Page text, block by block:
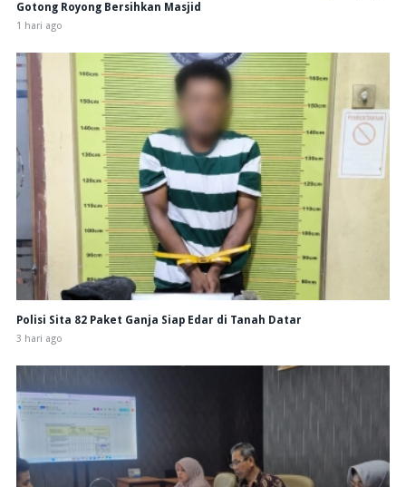
Gotong Royong Bersihkan Masjid
1 hari ago
Polisi Sita 82 Paket Ganja Siap Edar di Tanah Datar
3 hari ago